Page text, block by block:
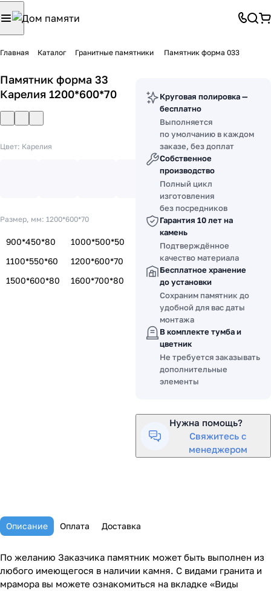
Главная Каталог Гранитные памятники Памятник форма 033
Памятник форма 33
Карелия 1200*600*70
Цвет: Карелия
Размер, мм: 1200*600*70
900*450*80
1000*500*50
1100*550*60
1200*600*70
1500*600*80
1600*700*80
Круговая полировка —
бесплатно
Выполняется
по умолчанию в каждом
заказе, без доплат
Собственное
производство
Полный цикл
изготовления
без посредников
Гарантия 10 лет на
камень
Подтверждённое
качество материала
Бесплатное хранение
до установки
Сохраним памятник до
удобной для вас даты
монтажа
В комплекте тумба и
цветник
Не требуется заказывать
дополнительные
элементы
Нужна помощь?
Свяжитесь с
менеджером
Описание Оплата Доставка
По желанию Заказчика памятник может быть выполнен из
любого имеющегося в наличии камня. С видами гранита и
мрамора вы можете ознакомиться на вкладке «Виды